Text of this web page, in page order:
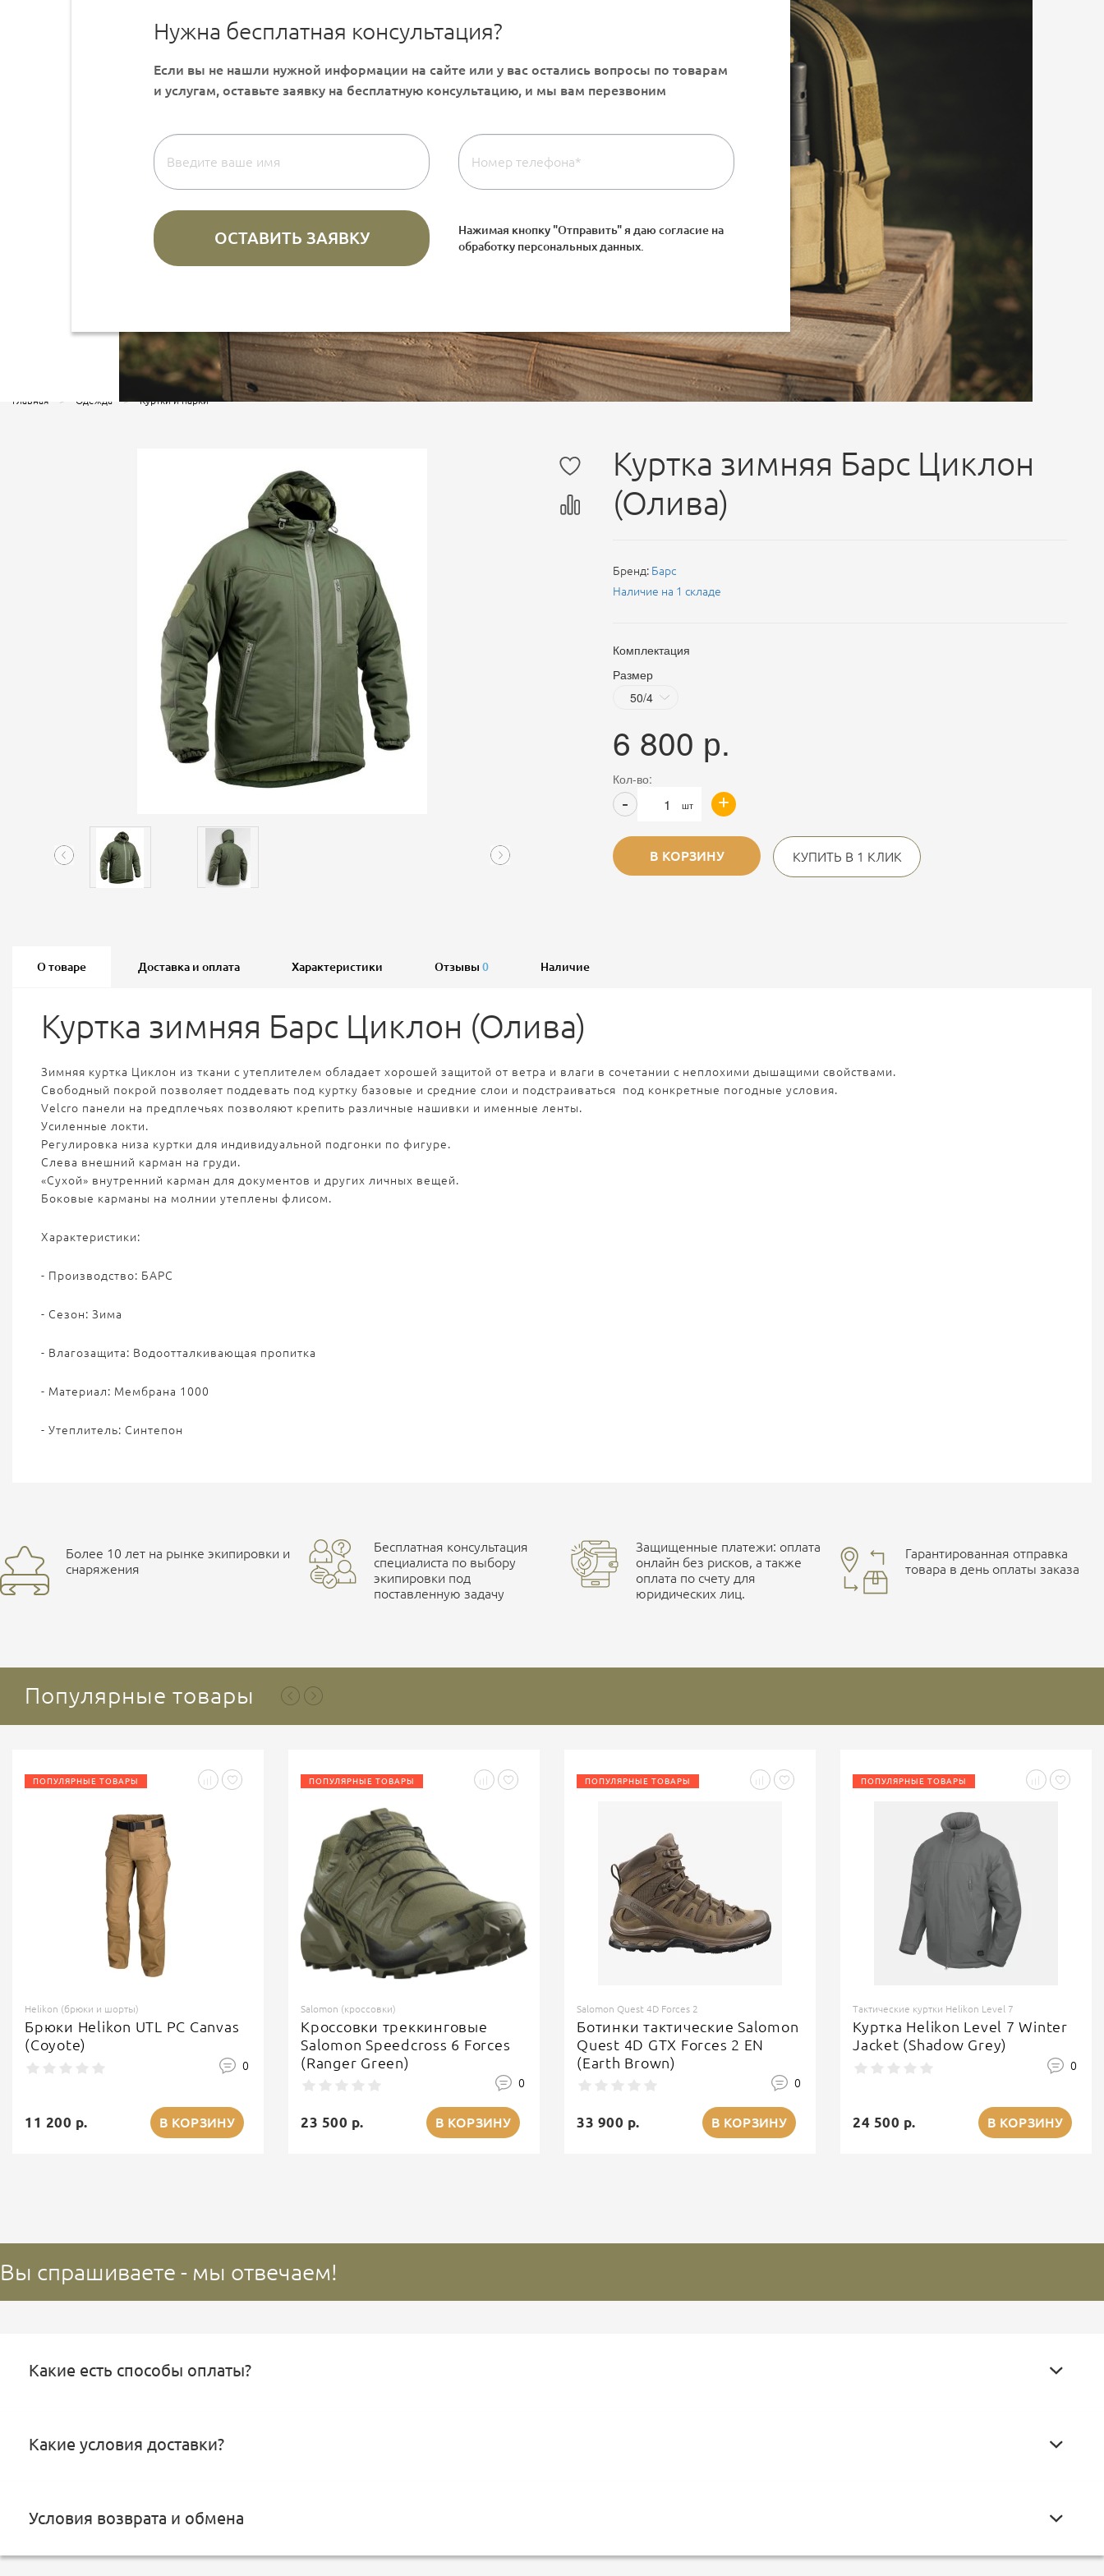
Нужна бесплатная консультация?
Нажимая кнопку "Отправить" я даю согласие на
обработку персональных данных
Главная Одежда Куртки и парки
Куртка зимняя Барс Циклон
(Олива)
Бренд: Барс
Наличие на 1 складе
Комплектация
Размер
6 800 р.
Кол-во:
шт +
-
В КОРЗИНУ КУПИТЬ В 1 КЛИК
О товаре Доставка и оплата Характеристики Отзывы 0 Наличие
Куртка зимняя Барс Циклон (Олива)
Зимняя куртка Циклон из ткани с утеплителем обладает хорошей защитой от ветра и влаги в сочетании с неплохими дышащими свойствами.
Свободный покрой позволяет поддевать под куртку базовые и средние слои и подстраиваться под конкретные погодные условия.
Velcro панели на предплечьях позволяют крепить различные нашивки и именные ленты.
Усиленные локти.
Регулировка низа куртки для индивидуальной подгонки по фигуре.
Слева внешний карман на груди.
«Сухой» внутренний карман для документов и других личных вещей.
Боковые карманы на молнии утеплены флисом.
Характеристики:
- Производство: БАРС
- Сезон: Зима
- Влагозащита: Водоотталкивающая пропитка
- Материал: Мембрана 1000
- Утеплитель: Синтепон
Более 10 лет на рынке экипировки и
снаряжения
Бесплатная консультация
специалиста по выбору
экипировки под
поставленную задачу
Защищенные платежи: оплата
онлайн без рисков, а также
оплата по счету для
юридических лиц.
Гарантированная отправка
товара в день оплаты заказа
Популярные товары
ПОПУЛЯРНЫЕ ТОВАРЫ
Helikon (брюки и шорты)
Брюки Helikon UTL PC Canvas
(Coyote)
0
11 200 р. В КОРЗИНУ
ПОПУЛЯРНЫЕ ТОВАРЫ
Salomon (кроссовки)
Кроссовки треккинговые
Salomon Speedcross 6 Forces
(Ranger Green)
0
23 500 р. В КОРЗИНУ
ПОПУЛЯРНЫЕ ТОВАРЫ
Salomon Quest 4D Forces 2
Ботинки тактические Salomon
Quest 4D GTX Forces 2 EN
(Earth Brown)
0
33 900 р. В КОРЗИНУ
ПОПУЛЯРНЫЕ ТОВАРЫ
Тактические куртки Helikon Level 7
Куртка Helikon Level 7 Winter
Jacket (Shadow Grey)
0
24 500 р. В КОРЗИНУ
Вы спрашиваете - мы отвечаем!
Какие есть способы оплаты?
Какие условия доставки?
Условия возврата и обмена